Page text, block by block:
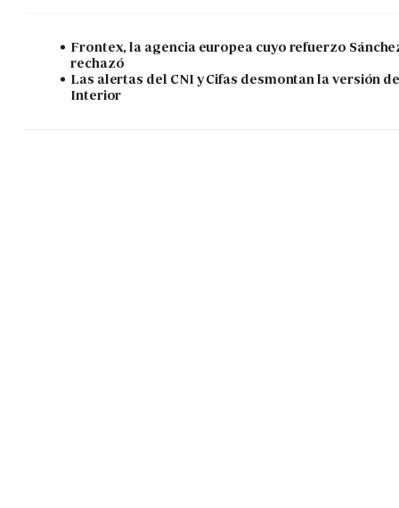
Frontex, la agencia europea cuyo refuerzo
rechazó
Las alertas del CNI y Cifas desmontan la versión
Interior